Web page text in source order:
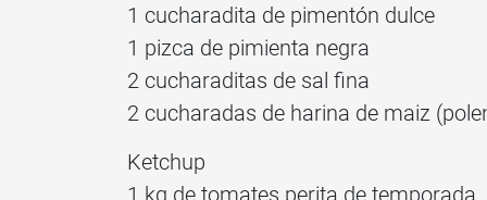
1 cucharadita de pimentón dulce
1 pizca de pimienta negra
2 cucharaditas de sal fina
2 cucharadas de harina de maiz
Ketchup
1 kg de tomates perita de temporada